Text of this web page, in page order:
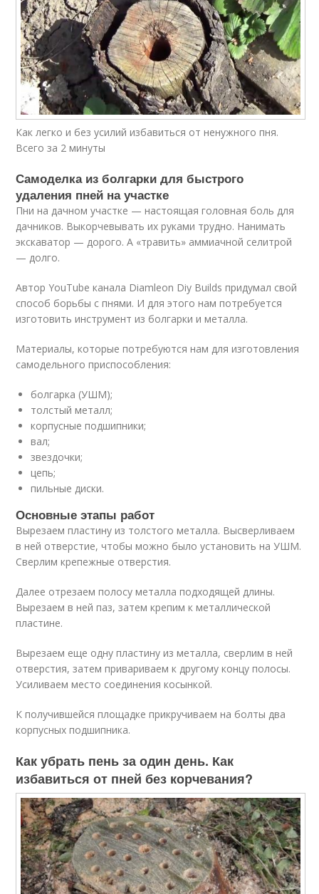
Как легко и без усилий избавиться от ненужного пня.
Всего за 2 минуты
Самоделка из болгарки для быстрого
удаления пней на участке
Пни на дачном участке — настоящая головная боль для
дачников. Выкорчевывать их руками трудно. Нанимать
экскаватор — дорого. А «травить» аммиачной селитрой
— долго.
Автор YouTube канала Diamleon Diy Builds придумал свой
способ борьбы с пнями. И для этого нам потребуется
изготовить инструмент из болгарки и металла.
Материалы, которые потребуются нам для изготовления
самодельного приспособления:
болгарка (УШМ);
толстый металл;
корпусные подшипники;
вал;
звездочки;
цепь;
пильные диски.
Основные этапы работ
Вырезаем пластину из толстого металла. Высверливаем
в ней отверстие, чтобы можно было установить на УШМ.
Сверлим крепежные отверстия.
Далее отрезаем полосу металла подходящей длины.
Вырезаем в ней паз, затем крепим к металлической
пластине.
Вырезаем еще одну пластину из металла, сверлим в ней
отверстия, затем привариваем к другому концу полосы.
Усиливаем место соединения косынкой.
К получившейся площадке прикручиваем на болты два
корпусных подшипника.
Как убрать пень за один день. Как
избавиться от пней без корчевания?